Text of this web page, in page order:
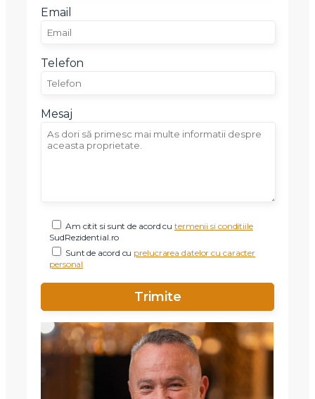
Email
Telefon
Mesaj
Am citit si sunt de acord cutermenii si conditiile
SudRezidential.ro
Sunt de acord cu prelucrarea datelor cu caracter
personal